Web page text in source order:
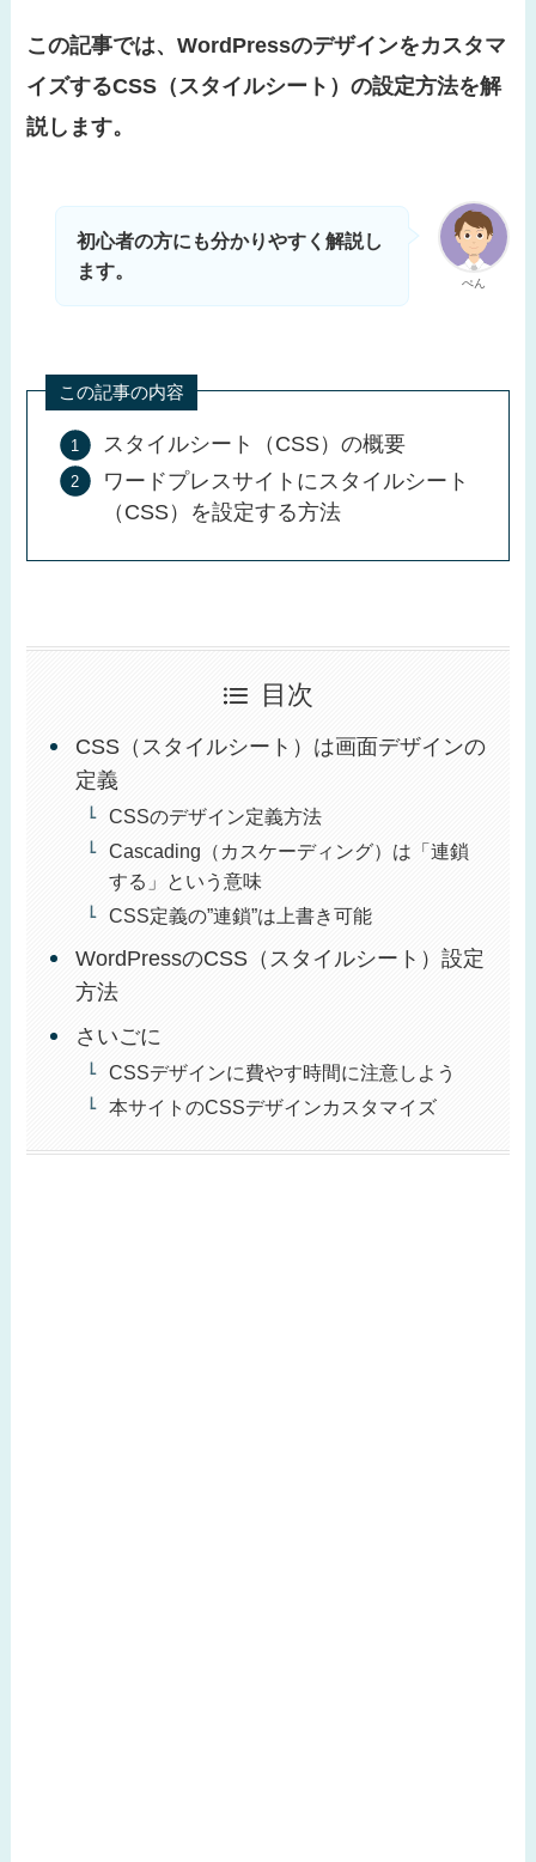
この記事では、WordPressのデザインをカスタマ
イズするCSS（スタイルシート）の設定方法を解
説します。
ぺん
初心者の方にも分かりやすく解説し
ます。
この記事の内容
スタイルシート（CSS）の概要
ワードプレスサイトにスタイルシート
（CSS）を設定する方法
目次
CSS（スタイルシート）は画面デザインの
定義
CSSのデザイン定義方法
Cascading（カスケーディング）は「連鎖
する」という意味
CSS定義の”連鎖”は上書き可能
WordPressのCSS（スタイルシート）設定
方法
さいごに
CSSデザインに費やす時間に注意しよう
本サイトのCSSデザインカスタマイズ